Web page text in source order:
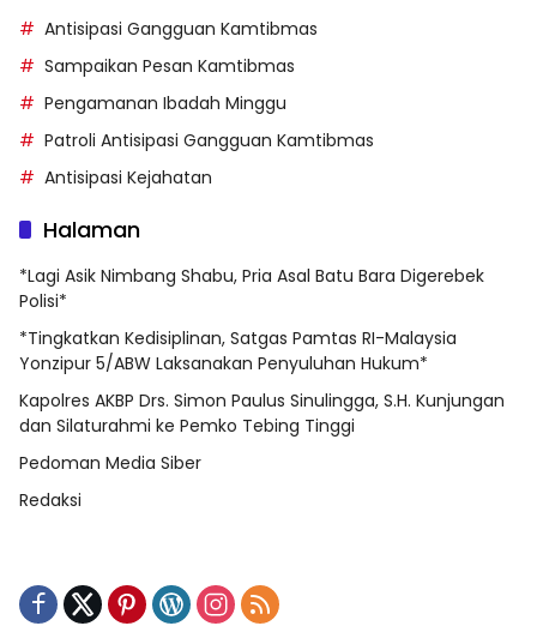
Antisipasi Gangguan Kamtibmas
Sampaikan Pesan Kamtibmas
Pengamanan Ibadah Minggu
Patroli Antisipasi Gangguan Kamtibmas
Antisipasi Kejahatan
Halaman
*Lagi Asik Nimbang Shabu, Pria Asal Batu Bara Digerebek
Polisi*
*Tingkatkan Kedisiplinan, Satgas Pamtas RI-Malaysia
Yonzipur 5/ABW Laksanakan Penyuluhan Hukum*
Kapolres AKBP Drs. Simon Paulus Sinulingga, S.H. Kunjungan
dan Silaturahmi ke Pemko Tebing Tinggi
Pedoman Media Siber
Redaksi